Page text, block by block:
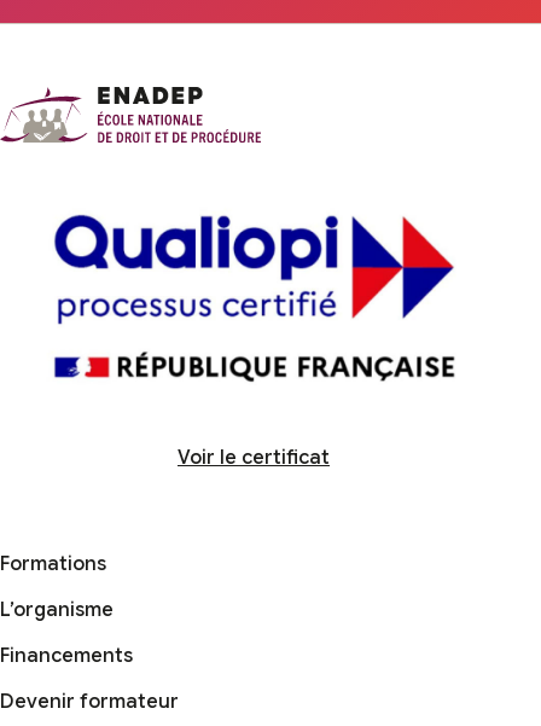
Voir le certificat
Formations
L’organisme
Financements
Devenir formateur